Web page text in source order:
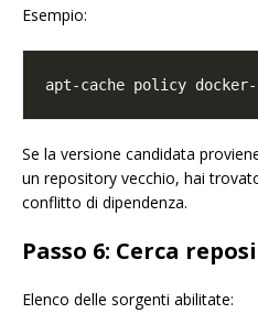
Esempio:
Se la versione candidata
un repository vecchio, hai
conflitto di dipendenza.
Passo 6: Cerca
Elenco delle sorgenti abilitate: